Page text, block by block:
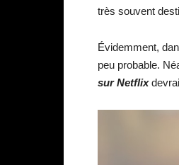
très souvent
Évidemment,
peu probable.
sur Netflix